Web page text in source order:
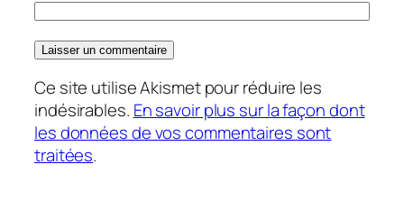
Ce site utilise Akismet pour réduire les
indésirables. En savoir plus sur la façon dont
les données de vos commentaires sont
traitées.